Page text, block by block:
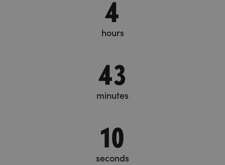
4
hours
43
minutes
11
seconds